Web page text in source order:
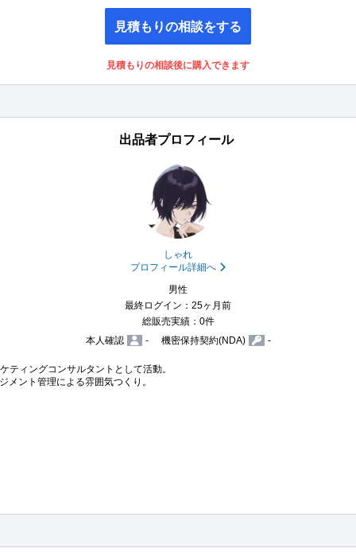
見積もりの相談をする
見積もりの相談後に購入できます
出品者プロフィール
しゃれ
プロフィール詳細へ
男性
最終ログイン：25ヶ月前
総販売実績：0件
本人確認
- 機密保持契約(NDA) -
ティングコンサルタントとして活動。
メント管理による雰囲気つくり。